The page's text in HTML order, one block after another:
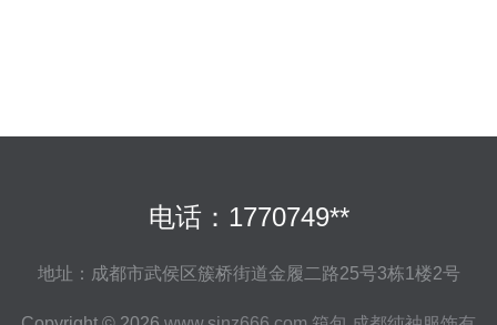
电话：1770749**
地址：成都市武侯区簇桥街道金履二路25号3栋1楼2号